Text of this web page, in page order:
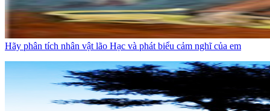
Hãy phân tích nhân vật lão Hạc và phát biểu cảm nghĩ của em